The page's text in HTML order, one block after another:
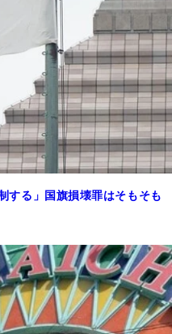
する」国旗損壊罪はそもそも